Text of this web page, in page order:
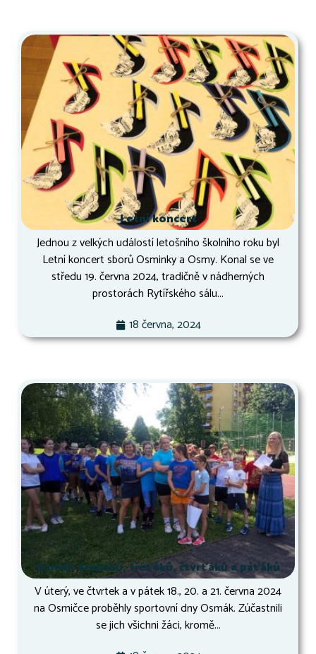
Letní koncert
Jednou z velkých událostí letošního školního roku byl
Letní koncert sborů Osminky a Osmy. Konal se ve
středu 19. června 2024, tradičně v nádherných
prostorách Rytířského sálu...
18 června, 2024
Osmák druháků, třeťáků, čtvrťáků a páťáků
V úterý, ve čtvrtek a v pátek 18., 20. a 21. června 2024
na Osmičce proběhly sportovní dny Osmák. Zúčastnili
se jich všichni žáci, kromě...